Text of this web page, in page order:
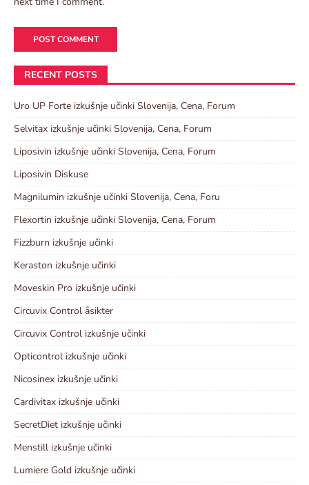
RECENT POSTS
Uro UP Forte izkušnje učinki Slovenija, Cena, Forum
Selvitax izkušnje učinki Slovenija, Cena, Forum
Liposivin izkušnje učinki Slovenija, Cena, Forum
Liposivin Diskuse
Magnilumin izkušnje učinki Slovenija, Cena, Foru
Flexortin izkušnje učinki Slovenija, Cena, Forum
Fizzburn izkušnje učinki
Keraston izkušnje učinki
Moveskin Pro izkušnje učinki
Circuvix Control åsikter
Circuvix Control izkušnje učinki
Opticontrol izkušnje učinki
Nicosinex izkušnje učinki
Cardivitax izkušnje učinki
SecretDiet izkušnje učinki
Menstill izkušnje učinki
Lumiere Gold izkušnje učinki